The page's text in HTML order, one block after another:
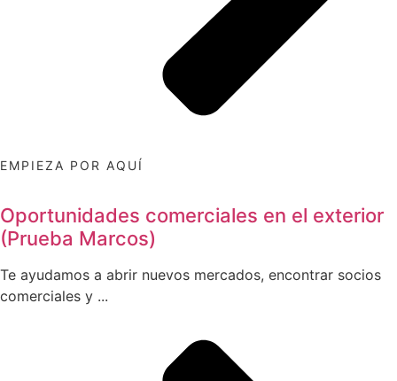
EMPIEZA POR AQUÍ
Oportunidades comerciales en el exterior
(Prueba Marcos)
Te ayudamos a abrir nuevos mercados, encontrar socios
comerciales y ...